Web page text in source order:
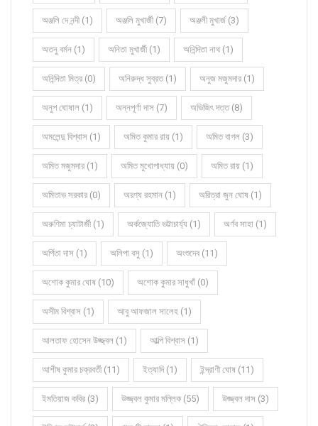
অঞ্জলি দে নন্দী (1) অঞ্জলি মুখার্জী (7) অঞ্জলী মুখার্জ (3)
অতনু বর্মন (1) অনিতা মুখার্জী (1) অনিন্দিতা নাথ (1)
অনিন্দিতা মিত্র (0) অনিরুদ্ধ সুব্রত (1) অনুজ মজুমদার (1)
অনুপ ঘোষাল (1) অন্নপূর্ণা দাস (7) অভিজিৎ দত্ত (8)
অমলেন্দু বিশ্বাস (1) অমিত কুমার রায় (1) অমিত বাগল (3)
অমিত মজুমদার (1) অমিত মুখোপাধ্যায় (0) অমিত রায় (1)
অমিতাভ সরকার (0) অরণ্য রহমান (1) অরিত্রা জুন ঘোষ (1)
অরুণিমা চ্যাটার্জী (1) অর্কজ্যোতি ভট্টাচার্য্য (1) অর্ণব সাহা (1)
অর্পিতা দাস (1) অলিপা বসু (1) অংশুদেব (11)
অশোক কুমার ঘোষ (10) অশোক কুমার সাধুখাঁ (0)
অসীম বিশ্বাস (1) আবু আফজাল সালেহ (1)
আলতাফ হোসেন উজ্জ্বল (1) আল্পি বিশ্বাস (1)
আশীষ কুমার চক্রবর্তী (11) ইত্যাদি (1) ইন্দ্রাণী ঘোষ (11)
ইমতিয়াজ কবির (3) উজ্জ্বল কুমার মল্লিক (55) উজ্জ্বল দাস (3)